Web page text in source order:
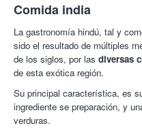
Comida india
La gastronomía hindú, tal y
sido el resultado de múltiples
de los siglos, por las diversas
de esta exótica región.
Su principal característica, es
ingrediente se preparación, y
verduras.